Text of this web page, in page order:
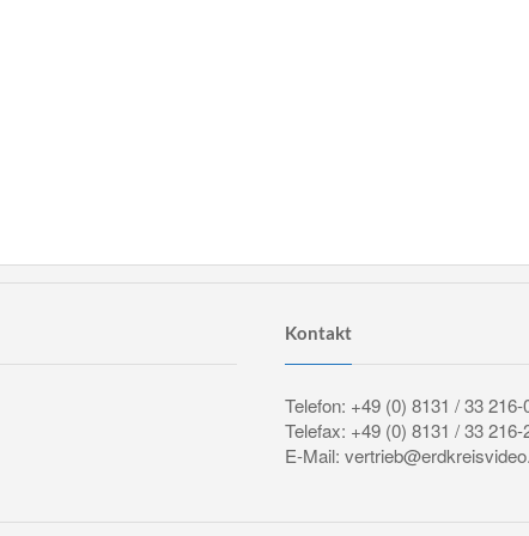
Kontakt
Telefon: +49 (0) 8131 / 33 216-
Telefax: +49 (0) 8131 / 33 216-
E-Mail: